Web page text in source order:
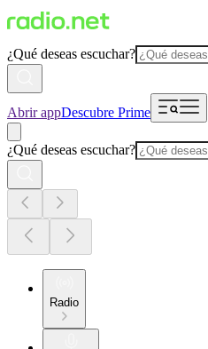
¿Qué deseas escuchar?
Abrir appDescubre Prime
¿Qué deseas escuchar?
Radio